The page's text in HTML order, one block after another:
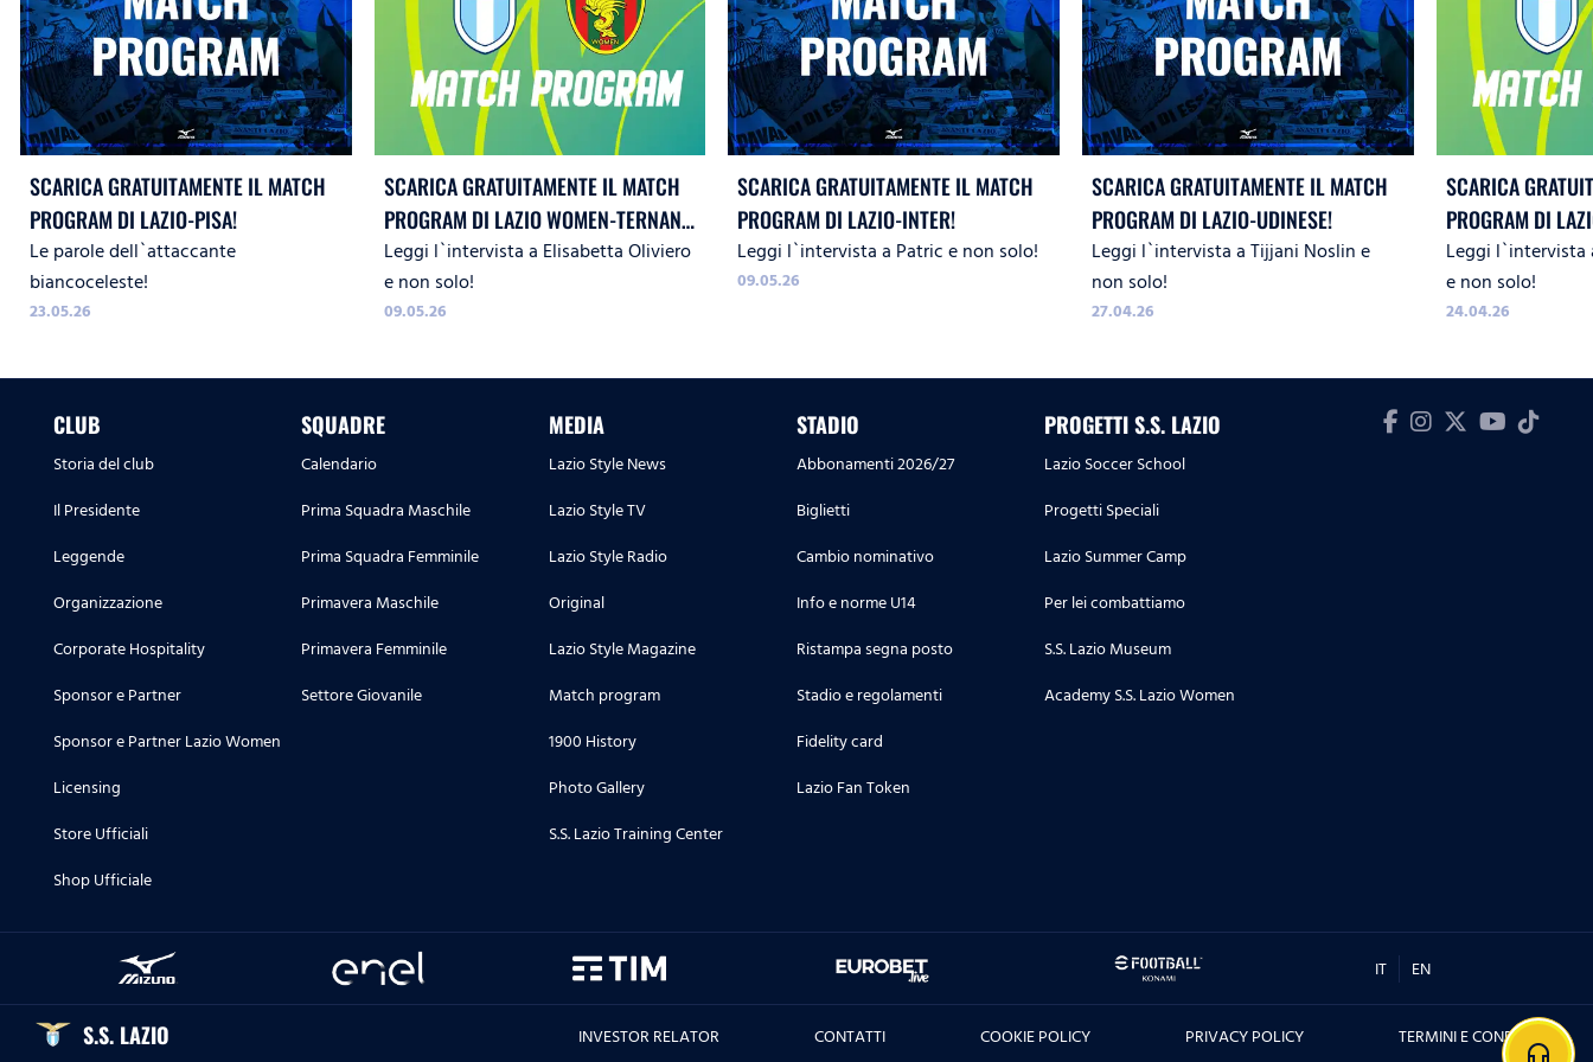
SCARICA GRATUITAMENTE IL MATCH
PROGRAM DI LAZIO-PISA!
Le parole dell`attaccante
biancoceleste!
23.05.26
SCARICA GRATUITAMENTE IL MATCH
PROGRAM DI LAZIO WOMEN-TERNANA
WOMEN!
Leggi l`intervista a Elisabetta Oliviero
e non solo!
09.05.26
SCARICA GRATUITAMENTE IL MATCH
PROGRAM DI LAZIO-INTER!
Leggi l`intervista a Patric e non solo!
09.05.26
SCARICA GRATUITAMENTE IL MATCH
PROGRAM DI LAZIO-UDINESE!
Leggi l`intervista a Tijjani Noslin e
non solo!
27.04.26
SCARICA
PROGRAM DI
SASSUOLO!
Leggi l`intervista
e non solo!
24.04.26
CLUB
Storia del club
Il Presidente
Leggende
Organizzazione
Corporate Hospitality
Sponsor e Partner
Sponsor e Partner Lazio Women
Licensing
Store Ufficiali
Shop Ufficiale
SQUADRE
Calendario
Prima Squadra Maschile
Prima Squadra Femminile
Primavera Maschile
Primavera Femminile
Settore Giovanile
MEDIA
Lazio Style News
Lazio Style TV
Lazio Style Radio
Original
Lazio Style Magazine
Match program
1900 History
Photo Gallery
S.S. Lazio Training Center
STADIO
Abbonamenti 2026/27
Biglietti
Cambio nominativo
Info e norme U14
Ristampa segna posto
Stadio e regolamenti
Fidelity card
Lazio Fan Token
PROGETTI S.S. LAZIO
Lazio Soccer School
Progetti Speciali
Lazio Summer Camp
Per lei combattiamo
S.S. Lazio Museum
Academy S.S. Lazio Women
IT EN
S.S. LAZIO INVESTOR RELATOR CONTATTI COOKIE POLICY PRIVACY POLICY TERMINI E CONDIZIONI
headphones